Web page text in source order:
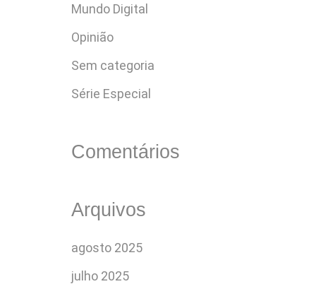
Mundo Digital
Opinião
Sem categoria
Série Especial
Comentários
Arquivos
agosto 2025
julho 2025